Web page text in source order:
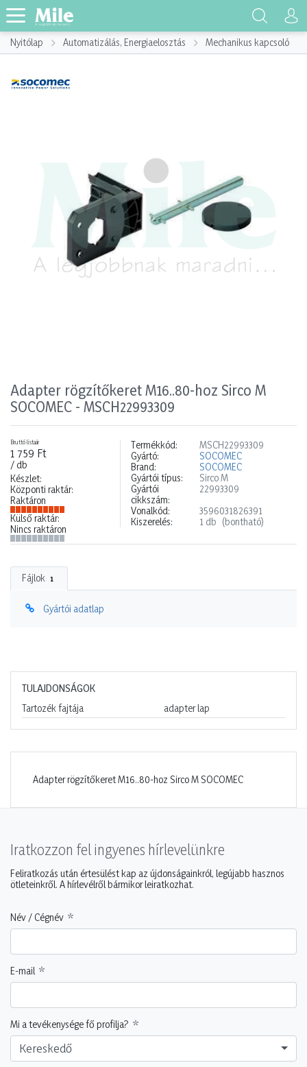
Nyitólap Automatizálás, Energiaelosztás Mechanikus kapcsoló
Adapter rögzítőkeret M16..80-hoz Sirco M
SOCOMEC - MSCH22993309
Bruttó listaár
1 759 Ft
/ db
Készlet:
Központi raktár:
Raktáron
Külső raktár:
Nincs raktáron
Termékkód:
MSCH22993309
Gyártó:
SOCOMEC
Brand:
SOCOMEC
Gyártói típus:
Sirco M
Gyártói
cikkszám:
22993309
Vonalkód:
3596031826391
Kiszerelés:
1 db (bontható)
Fájlok 1
Gyártói adatlap
TULAJDONSÁGOK
Tartozék fajtája
adapter lap
Adapter rögzítőkeret M16..80-hoz Sirco M SOCOMEC
Iratkozzon fel ingyenes hírlevelünkre
Feliratkozás után értesülést kap az újdonságainkról, legújabb hasznos
ötleteinkről. A hírlevélről bármikor leiratkozhat.
Név / Cégnév
E-mail
Mi a tevékenysége fő profilja?
Kereskedő